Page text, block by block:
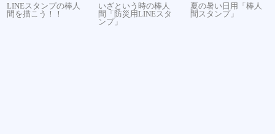
LINEスタンプの棒人
間を描こう！！
いざという時の棒人
間「防災用LINEスタ
ンプ」
夏の暑い日用「棒人
間スタンプ」